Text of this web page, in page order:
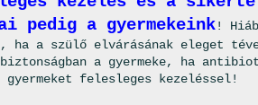
pedig a gyermekeink!
ha a szülő elvárásának eleget
a gyermeke, ha
gyermeket felesleges kezeléssel!